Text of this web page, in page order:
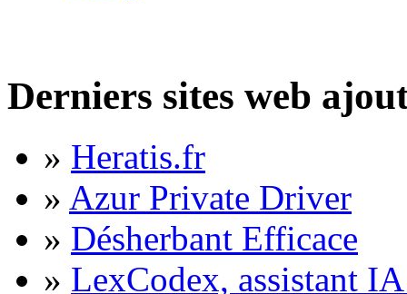
Derniers sites web
» Heratis.fr
» Azur Private Driver
» Désherbant Efficace
» LexCodex, assistant